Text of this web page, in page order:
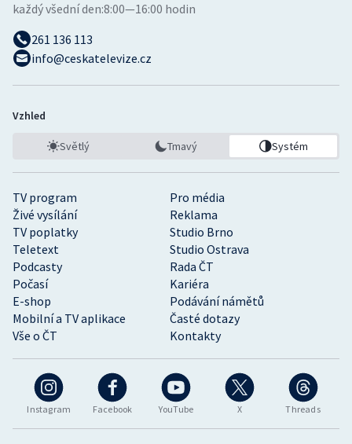
Instagram Facebook YouTube X Threads
TV program
Pro média
Živé vysílání
Reklama
TV poplatky
Studio Brno
Teletext
Studio Ostrava
Podcasty
Rada ČT
Počasí
Kariéra
E-shop
Podávání námětů
Mobilní a TV aplikace
Časté dotazy
Vše o ČT
Kontakty
každý všední den:8:00—16:00 hodin
261 136 113
info@ceskatelevize.cz
Vzhled
Světlý Tmavý Systém